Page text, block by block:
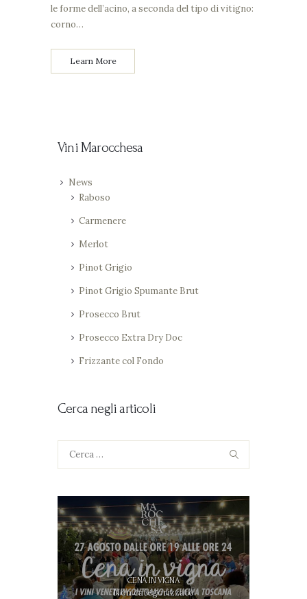
le forme dell’acino, a seconda del tipo di vitigno:
corno…
Learn More
Vini Marocchesa
News
Raboso
Carmenere
Merlot
Pinot Grigio
Pinot Grigio Spumante Brut
Prosecco Brut
Prosecco Extra Dry Doc
Frizzante col Fondo
Cerca negli articoli
Ricerca
CENA IN VIGNA
Non categorizzato